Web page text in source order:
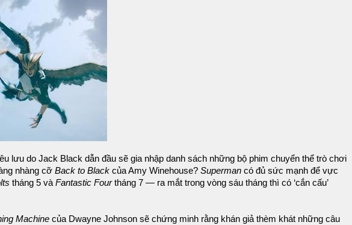
lưu do Jack Black dẫn đầu sẽ gia nhập danh sách những bộ phim chuyển thể trò chơi
nhàng cỡ Back to Black của Amy Winehouse? Superman có đủ sức mạnh để vực
tháng 5 vàFantastic Fourtháng 7 — ra mắt trong vòng sáu tháng thì có ‘cắn cấu’
Machine của Dwayne Johnson sẽ chứng minh rằng khán giả thèm khát những câu